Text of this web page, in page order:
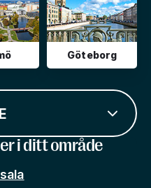
Göteborg
i ditt område